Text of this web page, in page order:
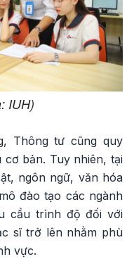
IUH)
Thông tư cũng quy
bản. Tuy nhiên, tại
ngôn ngữ, văn hóa
đào tạo các ngành
cầu trình độ đối với
sĩ trở lên nhằm phù
vực.